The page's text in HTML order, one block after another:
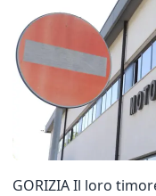
GORIZIA Il loro